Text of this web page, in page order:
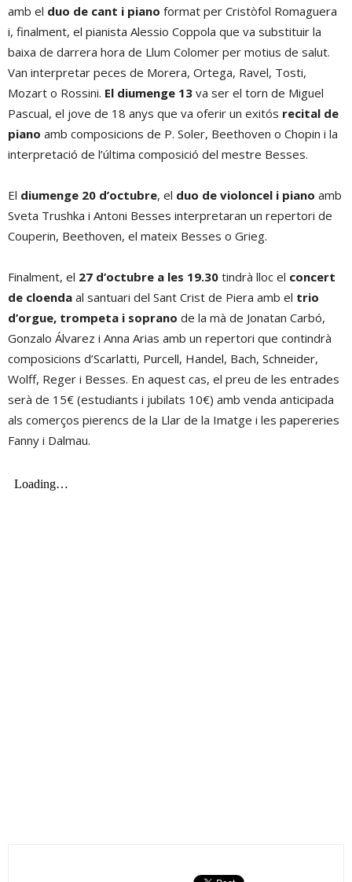
amb el duo de cant i piano format per Cristòfol Romaguera
i, finalment, el pianista Alessio Coppola que va substituir la
baixa de darrera hora de Llum Colomer per motius de salut.
Van interpretar peces de Morera, Ortega, Ravel, Tosti,
Mozart o Rossini. El diumenge 13 va ser el torn de Miguel
Pascual, el jove de 18 anys que va oferir un exitós recital de
piano amb composicions de P. Soler, Beethoven o Chopin i la
interpretació de l’última composició del mestre Besses.
El diumenge 20 d’octubre, el duo de violoncel i piano amb
Sveta Trushka i Antoni Besses interpretaran un repertori de
Couperin, Beethoven, el mateix Besses o Grieg.
Finalment, el 27 d’octubre a les 19.30 tindrà lloc el concert
de cloenda al santuari del Sant Crist de Piera amb el trio
d’orgue, trompeta i soprano de la mà de Jonatan Carbó,
Gonzalo Álvarez i Anna Arias amb un repertori que contindrà
composicions d’Scarlatti, Purcell, Handel, Bach, Schneider,
Wolff, Reger i Besses. En aquest cas, el preu de les entrades
serà de 15€ (estudiants i jubilats 10€) amb venda anticipada
als comerços pierencs de la Llar de la Imatge i les papereries
Fanny i Dalmau.